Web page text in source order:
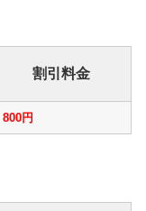
割引料金
800円